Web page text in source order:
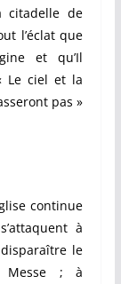
citadelle de
l’éclat que
et qu’Il
Le ciel et la
pas »
continue
à
disparaître le
Messe ; à